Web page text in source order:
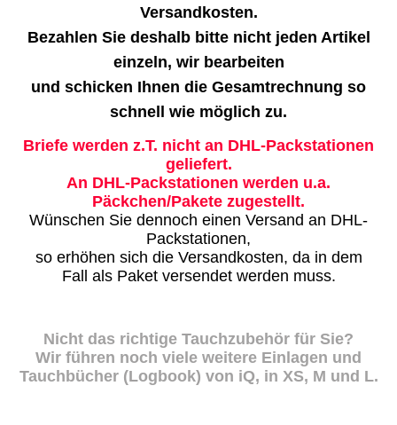
Versandkosten.
Bezahlen Sie deshalb bitte nicht jeden Artikel
einzeln, wir bearbeiten
und schicken Ihnen die Gesamtrechnung so
schnell wie möglich zu.
Briefe werden z.T. nicht an DHL-Packstationen
geliefert.
An DHL-Packstationen werden u.a.
Päckchen/Pakete zugestellt.
Wünschen Sie dennoch einen Versand an DHL-
Packstationen,
so erhöhen sich die Versandkosten, da in dem
Fall als Paket versendet werden muss.
Nicht das richtige Tauchzubehör für Sie?
Wir führen noch viele weitere Einlagen und
Tauchbücher (Logbook) von iQ, in XS, M und L.